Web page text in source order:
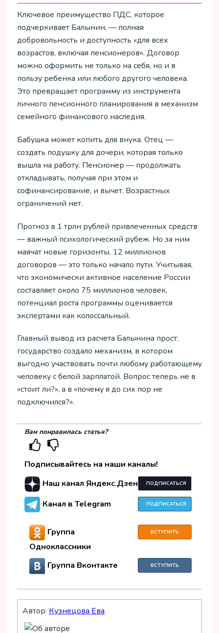
Ключевое преимущество ПДС, которое
подчеркивает Балынин, — полная
добровольность и доступность «для всех
возрастов, включая пенсионеров». Договор
можно оформить не только на себя, но и в
пользу ребенка или любого другого человека.
Это превращает программу из инструмента
личного пенсионного планирования в механизм
семейного финансового наследия.
Бабушка может копить для внука. Отец —
создать подушку для дочери, которая только
вышла на работу. Пенсионер — продолжать
откладывать, получая при этом и
софинансирование, и вычет. Возрастных
ограничений нет.
Прогноз в 1 трлн рублей привлеченных средств
— важный психологический рубеж. Но за ним
маячат новые горизонты. 12 миллионов
договоров — это только начало пути. Учитывая,
что экономически активное население России
составляет около 75 миллионов человек,
потенциал роста программы оценивается
экспертами как колоссальный.
Главный вывод из расчета Балынина прост:
государство создало механизм, в котором
выгодно участвовать почти любому работающему
человеку с белой зарплатой. Вопрос теперь не в
«стоит ли?», а в «почему я до сих пор не
подключился?».
Вам понравилась статья?
Подписывайтесь на наши каналы!
Наш канал Яндекс.Дзен
ПОДПИСАТЬСЯ
Канал в Telegram ПОДПИСАТЬСЯ
Группа
Одноклассники
ВСТУПИТЬ
Группа Вконтакте ВСТУПИТЬ
Автор: Кузнецова Ева